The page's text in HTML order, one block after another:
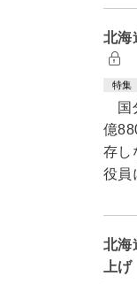
北海
特集
国
億
存し
役員
北海
上げ